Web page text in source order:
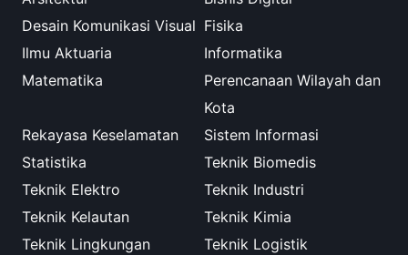
Desain Komunikasi Visual Fisika
Ilmu Aktuaria
Informatika
Matematika
Perencanaan Wilayah dan
Kota
Rekayasa Keselamatan
Sistem Informasi
Statistika
Teknik Biomedis
Teknik Elektro
Teknik Industri
Teknik Kelautan
Teknik Kimia
Teknik Lingkungan
Teknik Logistik